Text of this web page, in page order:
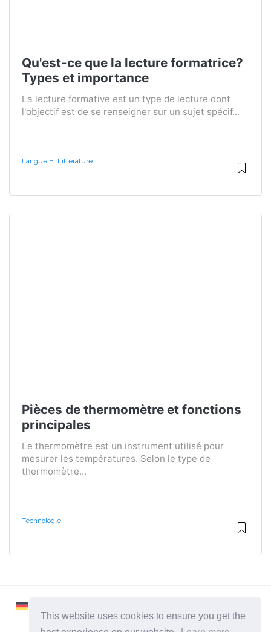
This website uses cookies to ensure you get the
Qu'est-ce que la lecture formatrice?
Types et importance
La lecture formative est un type de lecture dont
l'objectif est de se renseigner sur un sujet spécif...
Langue Et Littérature
Pièces de thermomètre et fonctions
principales
Le thermomètre est un instrument utilisé pour
mesurer les températures. Selon le type de
thermomètre...
Technologie